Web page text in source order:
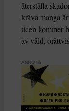
återställa
kräva många
tiden kommer
av våld,
ANNONS